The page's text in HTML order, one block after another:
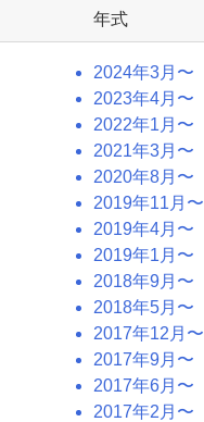
年式
2024年3月〜
2023年4月〜
2022年1月〜
2021年3月〜
2020年8月〜
2019年11月〜
2019年4月〜
2019年1月〜
2018年9月〜
2018年5月〜
2017年12月〜
2017年9月〜
2017年6月〜
2017年2月〜